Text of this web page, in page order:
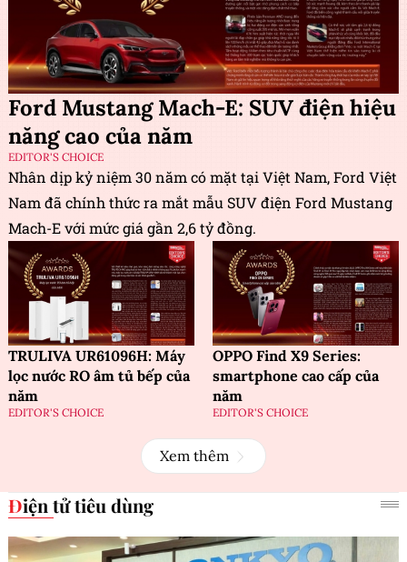
Ford Mustang Mach-E: SUV điện hiệu
năng cao của năm
EDITOR'S CHOICE
Nhân dịp kỷ niệm 30 năm có mặt tại Việt Nam, Ford Việt
Nam đã chính thức ra mắt mẫu SUV điện Ford Mustang
Mach-E với mức giá gần 2,6 tỷ đồng.
TRULIVA UR61096H: Máy
lọc nước RO âm tủ bếp của
năm
EDITOR'S CHOICE
OPPO Find X9 Series:
smartphone cao cấp của
năm
EDITOR'S CHOICE
Xem thêm
Điện tử tiêu dùng